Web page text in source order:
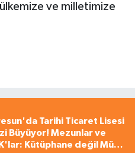
ve milletimize
Tarihi Ticaret Lisesi
Büyüyor! Mezunlar ve
Kütüphane değil Müze